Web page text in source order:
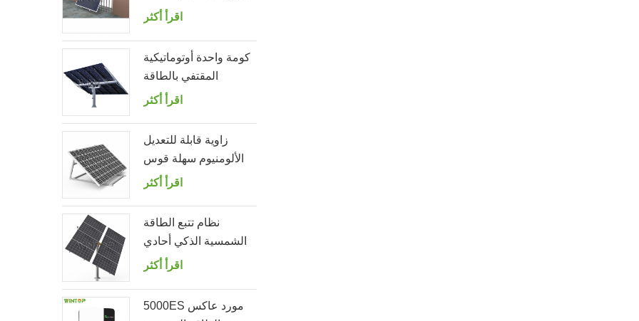
الشمسية لشرفة المنزل
اقرأ أكثر
كومة واحدة أوتوماتيكية
المقتفي بالطاقة
الشمسية مع 10 لوحات
اقرأ أكثر
زاوية قابلة للتعديل
الألومنيوم سهلة قوس
لوحة للطاقة الشمسية
اقرأ أكثر
نظام تتبع الطاقة
الشمسية الذكي أحادي
الصف مزدوج
اقرأ أكثر
5000ES مورد عاكس